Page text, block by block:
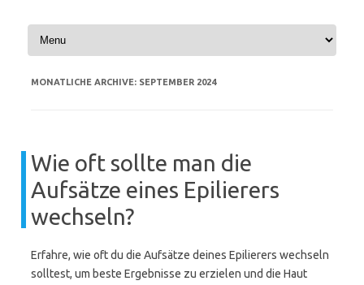
MONATLICHE ARCHIVE: SEPTEMBER 2024
Wie oft sollte man die
Aufsätze eines Epilierers
wechseln?
Erfahre, wie oft du die Aufsätze deines Epilierers wechseln
solltest, um beste Ergebnisse zu erzielen und die Haut